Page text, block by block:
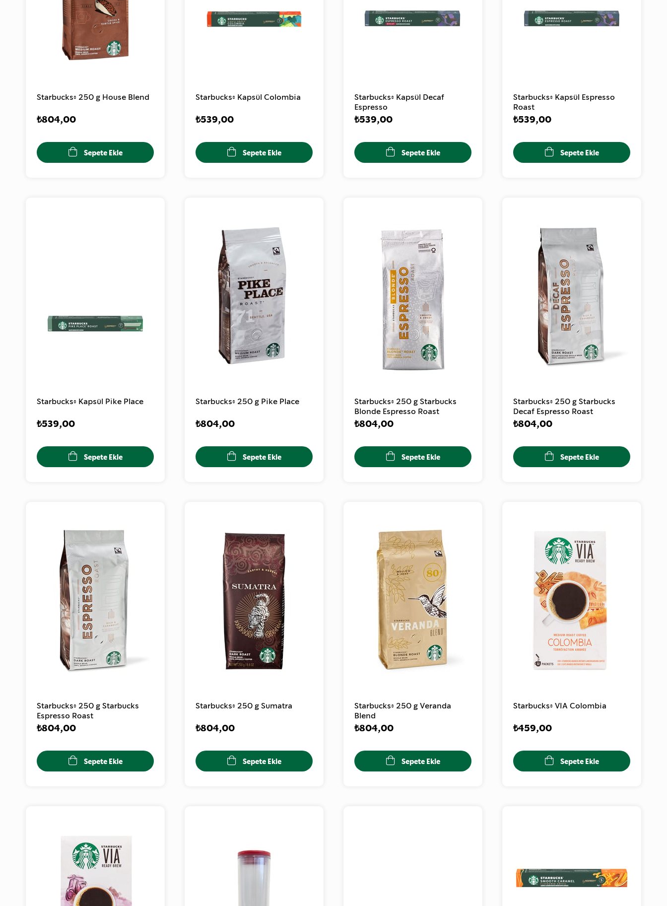
Starbucks® 250 g House Blend
₺804,00
Sepete Ekle
Starbucks® Kapsül Colombia
₺539,00
Sepete Ekle
Starbucks® Kapsül Decaf
Espresso
₺539,00
Sepete Ekle
Starbucks® Kapsül Espresso
Roast
₺539,00
Sepete Ekle
Starbucks® Kapsül Pike Place
₺539,00
Sepete Ekle
Starbucks® 250 g Pike Place
₺804,00
Sepete Ekle
Starbucks® 250 g Starbucks
Blonde Espresso Roast
₺804,00
Sepete Ekle
Starbucks® 250 g Starbucks
Decaf Espresso Roast
₺804,00
Sepete Ekle
Starbucks® 250 g Starbucks
Espresso Roast
₺804,00
Sepete Ekle
Starbucks® 250 g Sumatra
₺804,00
Sepete Ekle
Starbucks® 250 g Veranda
Blend
₺804,00
Sepete Ekle
Starbucks® VIA Colombia
₺459,00
Sepete Ekle